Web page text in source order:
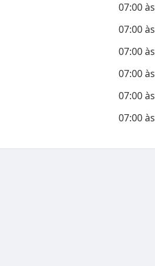
07:00às
07:00às
07:00às
07:00às
07:00às
07:00às